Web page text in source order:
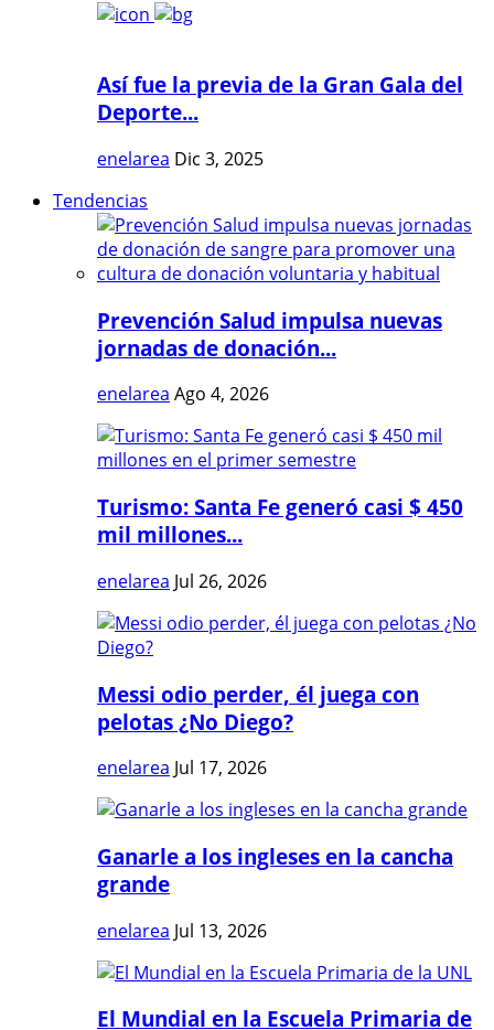
Así fue la previa de la Gran Gala del
Deporte...
enelarea Dic 3, 2025
Tendencias
Prevención Salud impulsa nuevas
jornadas de donación...
enelarea Ago 4, 2026
Turismo: Santa Fe generó casi $ 450
mil millones...
enelarea Jul 26, 2026
Messi odio perder, él juega con
pelotas ¿No Diego?
enelarea Jul 17, 2026
Ganarle a los ingleses en la cancha
grande
enelarea Jul 13, 2026
El Mundial en la Escuela Primaria de